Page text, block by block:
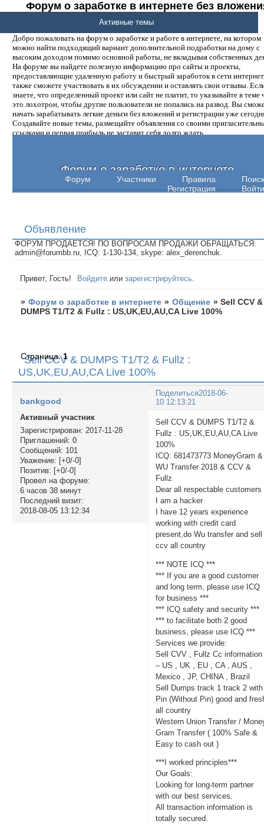
Форум о заработке в интернете без
денег.
Добро пожаловать на форум о заработке и работе в интернете, на котором
можно найти подходящий вариант дополнительной подработки на дому с
высоким доходом помимо основной работы, не вкладывая собственных
На форуме вы найдете полезную информацию про сайты и проекты,
предоставляющие удаленную работу и быстрый заработок в сети
также сможете участвовать в их обсуждении и оставлять свои отзывы.
знаете, что определенный проект или сайт не платит, то указывайте в теме
это лохотрон, чтобы другие пользователи не попались на развод. Вы
начать зарабатывать легкие деньги без вложений и регистрации уже
Создавайте новые темы, размещайте объявления со своими
ссылками и первая прибыль не заставит себя долго ждать.
Форум о заработке в интернете
Форум Участники Правила
Поиск
Регистрация
Войти
Активные темы
Объявление
ФОРУМ ПРОДАЕТСЯ! ПО ВОПРОСАМ ПРОДАЖИ ОБРАЩАТЬСЯ:
admin@forumbb.ru, ICQ: 1-130-134, skype: alex_derenchuk.
Привет, Гость! Войдите илизарегистрируйтесь
» Форум о заработке в интернете » Общение »Sell CCV &
DUMPS T1/T2 & Fullz : US,UK,EU,AU,CA Live 100%
Sell CCV & DUMPS T1/T2 & Fullz :
US,UK,EU,AU,CA Live 100%
Страница:1
Поделиться2018-06-
10 12:13:21
bankgood
Активный участник
Зарегистрирован: 2017-11-28
Приглашений: 0
Сообщений: 101
Уважение: [+0/-0]
Позитив: [+0/-0]
Провел на форуме:
6 часов 38 минут
Последний визит:
2018-08-05 13:12:34
Sell CCV & DUMPS T1/T2 &
Fullz : US,UK,EU,AU,CA Live
100%
ICQ: 681473773 MoneyGram &
WU Transfer 2018 & CCV &
Fullz
Dear all respectable customers
I am a hacker
I have 12 years experience
working with credit card
present,do Wu transfer and sell
ccv all country
*** NOTE ICQ ***
*** If you are a good customer
and long term, please use ICQ
for business ***
*** ICQ safety and security ***
*** to facilitate both 2 good
business, please use ICQ ***
Services we provide:
Sell CVV , Fullz Cc information
– US , UK , EU , CA , AUS ,
Mexico , JP, CHINA , Brazil
Sell Dumps track 1 track 2 with
Pin (Without Pin) good and
all country
Western Union Transfer /
Gram Transfer ( 100% Safe &
Easy to cash out )
***I worked principles***
Our Goals:
Looking for long-term partner
with our best services.
All transaction information is
totally secured.